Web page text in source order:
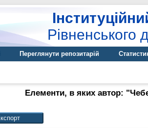
Рівненського
Переглянути репозитарій
Елементи, в яких автор: "